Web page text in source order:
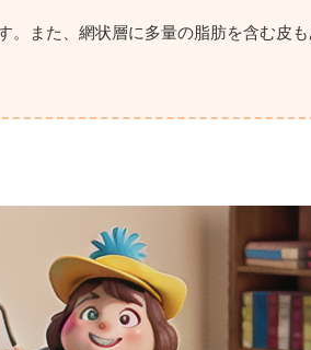
。また、網状層に多量の脂肪を含む皮